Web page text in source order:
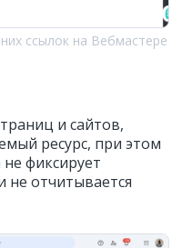
ссылок на Вебмастере
и сайтов,
ресурс, при этом
не фиксирует
не отчитывается